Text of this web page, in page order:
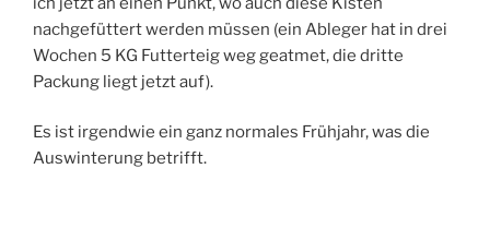
nachgefüttert werden müssen (ein Ableger hat in drei
Wochen 5 KG Futterteig weg geatmet, die dritte
Packung liegt jetzt auf).
Es ist irgendwie ein ganz normales Frühjahr, was die
Auswinterung betrifft.